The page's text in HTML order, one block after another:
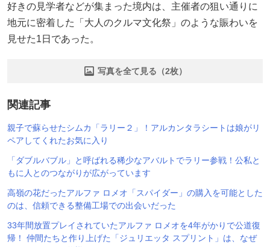
好きの見学者などが集まった境内は、主催者の狙い通りに
地元に密着した「大人のクルマ文化祭」のような賑わいを
見せた1日であった。
写真を全て見る（2枚）
関連記事
親子で蘇らせたシムカ「ラリー２」！アルカンタラシートは娘がリ
ペアしてくれたお気に入り
「ダブルバブル」と呼ばれる稀少なアバルトでラリー参戦！公私と
もに人とのつながりが広がっています
高嶺の花だったアルファ ロメオ「スパイダー」の購入を可能とした
のは、信頼できる整備工場での出会いだった
33年間放置プレイされていたアルファ ロメオを4年がかりで公道復
帰！ 仲間たちと作り上げた「ジュリエッタ スプリント」は、なぜ